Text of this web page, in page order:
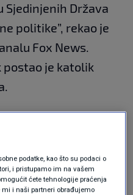
Sjedinjenih Država
politike”, rekao je
Fox News.
je katolik
Lava XIV., nazvavši
i „užasnim” na
naglašavajući
podatke, kao što su podaci o
i pristupamo im na vašem
ćete tehnologije praćenja
i naši partneri obrađujemo